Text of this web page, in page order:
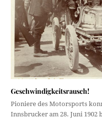
Geschwindigkeitsrausch!
Pioniere des Motorsports
Innsbrucker am 28. Juni 1902